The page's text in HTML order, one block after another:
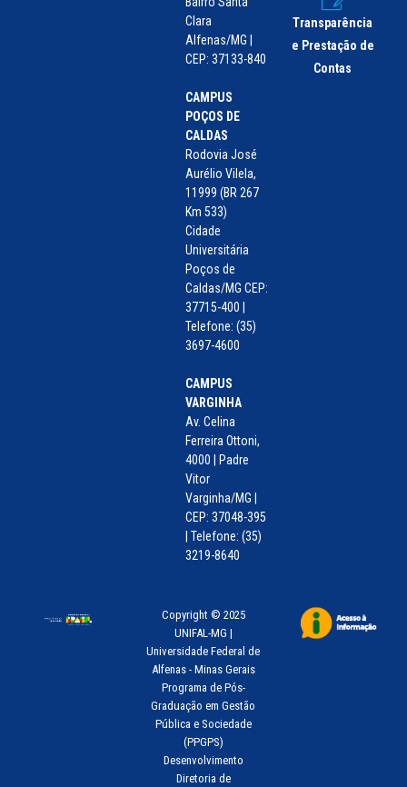
Clara
Alfenas/MG |
CEP: 37133-840
CAMPUS
POÇOS DE
CALDAS
Rodovia José
Aurélio Vilela,
11999 (BR 267
Km 533)
Cidade
Universitária
Poços de
Caldas/MG CEP:
37715-400 |
Telefone: (35)
3697-4600
CAMPUS
VARGINHA
Av. Celina
Ferreira Ottoni,
4000 | Padre
Vitor
Varginha/MG |
CEP: 37048-395
| Telefone: (35)
3219-8640
Transparência
e Prestação de
Contas
Copyright © 2025
UNIFAL-MG |
Universidade Federal de
Alfenas - Minas Gerais
Programa de Pós-
Graduação em Gestão
Pública e Sociedade
(PPGPS)
Desenvolvimento
Diretoria de